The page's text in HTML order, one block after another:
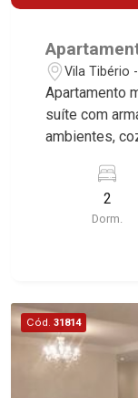
Vila Tibério
Apartamento
suíte com
ambientes,
próximo a Rua Dois
ideal para2
Dorm.
Cód. 31814